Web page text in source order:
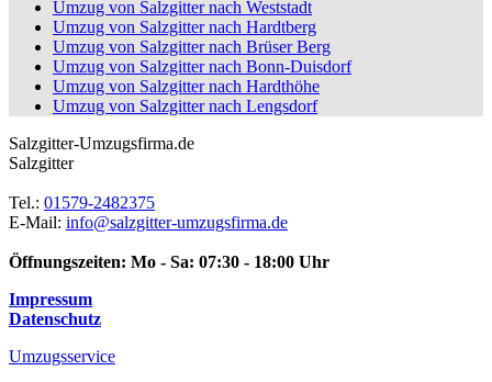
Umzug von Salzgitter nach Weststadt
Umzug von Salzgitter nach Hardtberg
Umzug von Salzgitter nach Brüser Berg
Umzug von Salzgitter nach Bonn-Duisdorf
Umzug von Salzgitter nach Hardthöhe
Umzug von Salzgitter nach Lengsdorf
Salzgitter-Umzugsfirma.de
Salzgitter
Tel.: 01579-2482375
E-Mail: info@salzgitter-umzugsfirma.de
Öffnungszeiten: Mo - Sa: 07:30 - 18:00 Uhr
Impressum
Datenschutz
Umzugsservice